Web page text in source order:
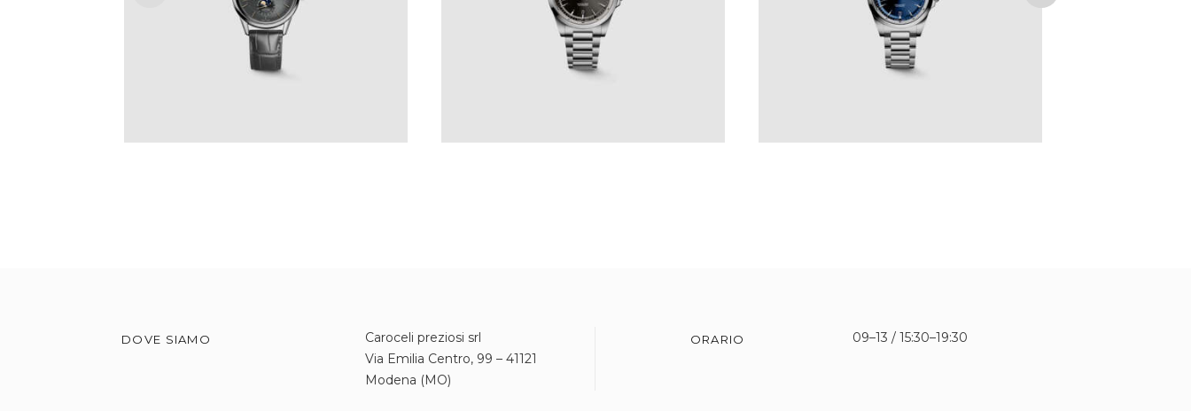
3,450.00 IVA Inclusa
2,350. 00 IVA Inclusa 2,350.00 IVA Inclusa
DOVE SIAMO
Caroceli preziosi srl
Via Emilia Centro, 99 – 41121
Modena (MO)
ORARIO 09–13 / 15:30–19:30